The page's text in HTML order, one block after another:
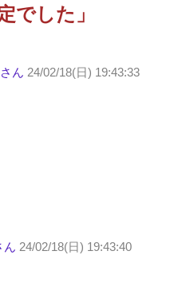
でした」
ん 24/02/18(日) 19:43:33
ん 24/02/18(日) 19:43:40